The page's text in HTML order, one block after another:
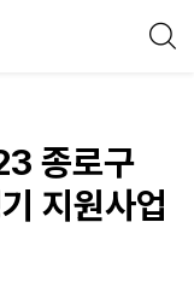
종로구
지원사업